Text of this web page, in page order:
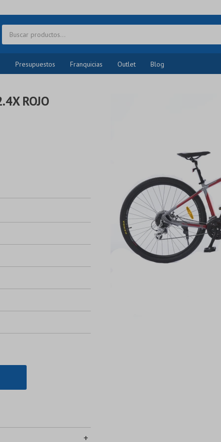
Presupuestos Franquicias Outlet Blog
ROJO